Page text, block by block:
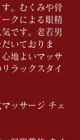
。むくみや骨
クによる眼精
です。老若男
いておりま
地よいマッサ
ラックスタイ
ッサージ チェ